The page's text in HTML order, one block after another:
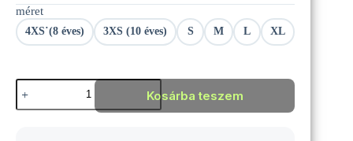
méret
4XS˙(8 éves) 3XS (10 éves) S M L XL
Joma
Academy
IV
Kosárba teszem